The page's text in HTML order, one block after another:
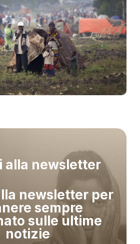
alla newsletter
newsletter per
sempre
sulle ultime
notizie